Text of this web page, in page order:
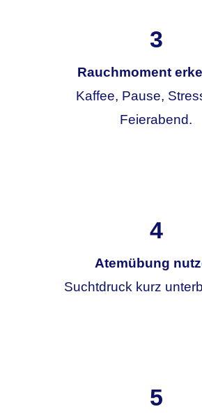
3
Rauchmoment
Kaffee, Pause,
Feierabend.
4
Atemübung
Suchtdruck kurz
5